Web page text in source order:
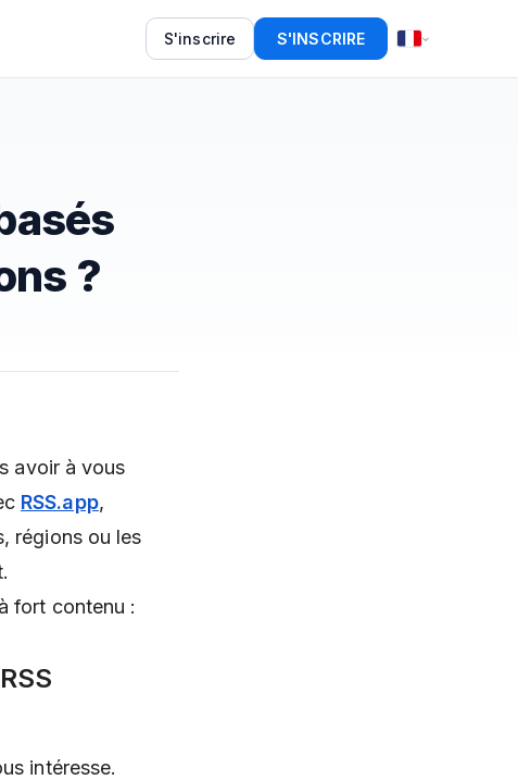
S'inscrire S'INSCRIRE
?
avoir à vous
RSS.app,
régions ou les
fort contenu :
intéresse.